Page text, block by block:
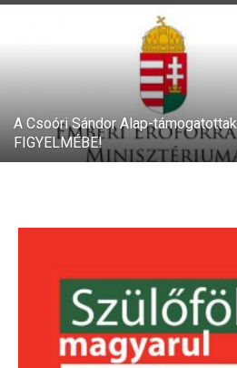
A Csoóri Sándor Alap-támogatottak
FIGYELMÉBE!